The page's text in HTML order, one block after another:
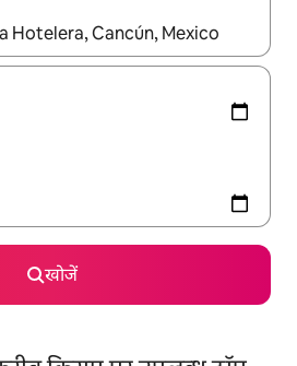
और डाउन 'ऐरो की' का इस्तेमाल करके नेविगेट
खोजें